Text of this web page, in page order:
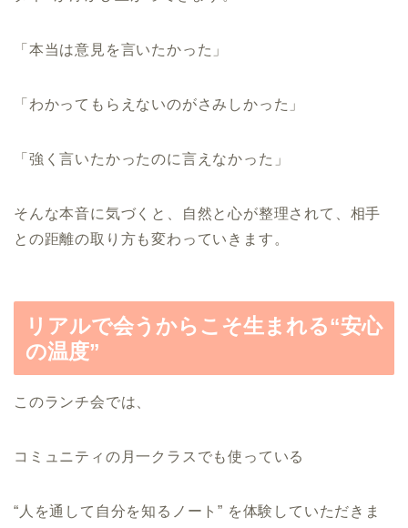
「本当は意見を言いたかった」
「わかってもらえないのがさみしかった」
「強く言いたかったのに言えなかった」
そんな本音に気づくと、自然と心が整理されて、相手
との距離の取り方も変わっていきます。
リアルで会うからこそ生まれる“安心
の温度”
このランチ会では、
コミュニティの月一クラスでも使っている
“人を通して自分を知るノート” を体験していただきま